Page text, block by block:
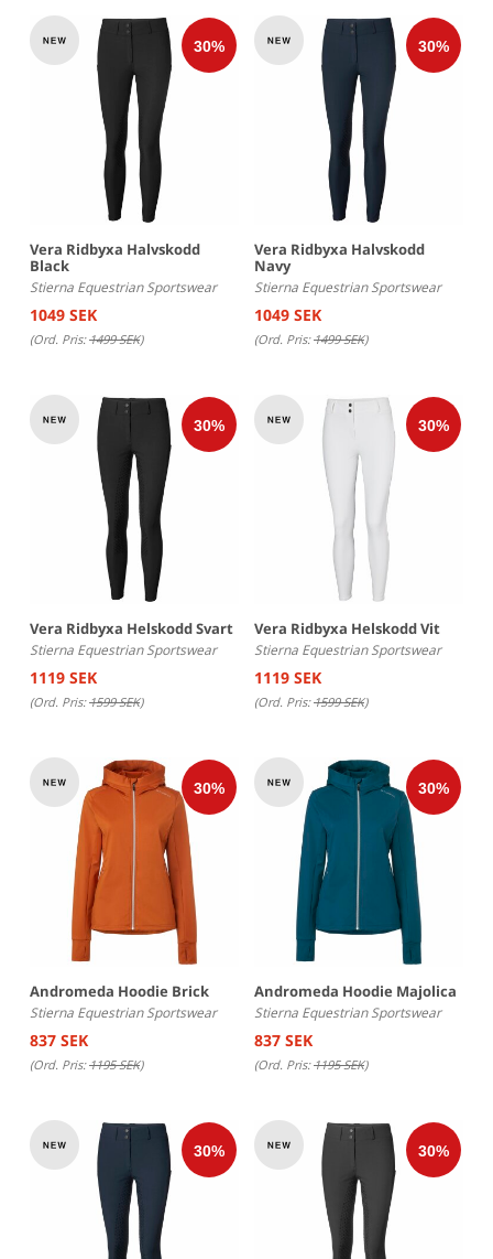
Vera Ridbyxa Halvskodd
Black
Stierna Equestrian Sportswear
1049 SEK
(Ord. Pris:1499 SEK)
Vera Ridbyxa Halvskodd
Navy
Stierna Equestrian Sportswear
1049 SEK
(Ord. Pris:1499 SEK)
Vera Ridbyxa Helskodd Svart
Stierna Equestrian Sportswear
1119 SEK
(Ord. Pris:1599 SEK)
Vera Ridbyxa Helskodd Vit
Stierna Equestrian Sportswear
1119 SEK
(Ord. Pris:1599 SEK)
Andromeda Hoodie Brick
Stierna Equestrian Sportswear
837 SEK
(Ord. Pris:1195 SEK)
Andromeda Hoodie Majolica
Stierna Equestrian Sportswear
837 SEK
(Ord. Pris:1195 SEK)